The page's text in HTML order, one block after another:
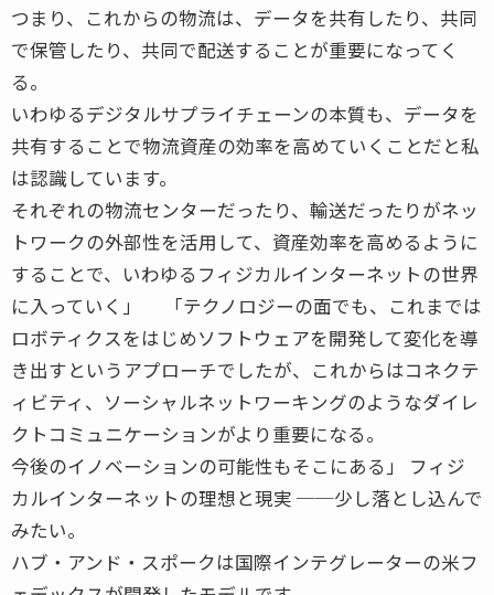
つまり、これからの物流は、データを共有したり、共同
で保管したり、共同で配送することが重要になってく
る。
いわゆるデジタルサプライチェーンの本質も、データを
共有することで物流資産の効率を高めていくことだと私
は認識しています。
それぞれの物流センターだったり、輸送だったりがネッ
トワークの外部性を活用して、資産効率を高めるように
することで、いわゆるフィジカルインターネットの世界
に入っていく」 「テクノロジーの面でも、これまでは
ロボティクスをはじめソフトウェアを開発して変化を導
き出すというアプローチでしたが、これからはコネクテ
ィビティ、ソーシャルネットワーキングのようなダイレ
クトコミュニケーションがより重要になる。
今後のイノベーションの可能性もそこにある」 フィジ
カルインターネットの理想と現実 ──少し落とし込んで
みたい。
ハブ・アンド・スポークは国際インテグレーターの米フ